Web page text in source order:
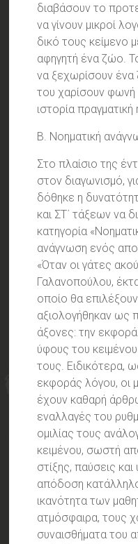
διαβάσουν το
να γίνουν μικροί
δικό τους κείμενο
αφηγητή ένα ζώο.
να ξεχωρίσουν
του χαρίσουν φωνή
ιστορία
Β. Νοηματική
Στο πλαίσιο της
στον διαγωνισμό,
δόθηκε η
και ΣΤ΄ τάξεων να
κατηγορία
ανάγνωση ενός
«Όταν οι γάτες
Γαλανοπούλου,
οποίο θα
αξιολογήθηκαν ως
άξονες: την
ύφους του
τους. Ειδικότερα,
εκφοράς λόγου, οι
έχουν καθαρή
εναλλαγές του
ομιλίας τους
κειμένου, σωστή
στίξης, παύσεις
απόδοση
ικανότητα των
ατμόσφαιρα, τους
συναισθήματα του